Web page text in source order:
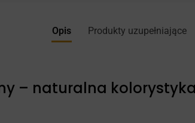
Opis Produkty uzupełniające
– naturalna